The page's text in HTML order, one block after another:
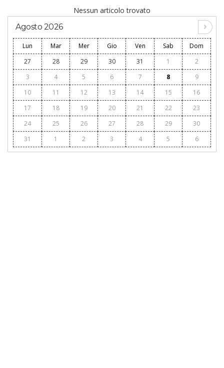
Nessun articolo trovato
Agosto 2026
Lun Mar Mer Gio Ven Sab
Dom
27
28 29 30 31 1
2
3
4 5 6 7 8
9
10
11 12 13 14 15
16
17
18 19 20 21 22
23
24
25 26 27 28 29
30
31
1 2 3 4 5 6